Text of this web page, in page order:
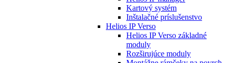
Kartový systém
Inštalačné príslušenstvo
Helios IP Verso
Helios IP Verso základné
moduly
Rozširujúce moduly